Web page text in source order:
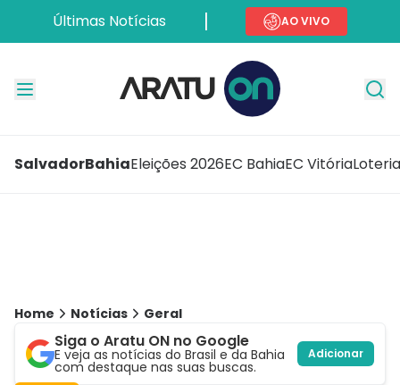
Últimas Notícias AO VIVO
SalvadorBahiaEleições 2026EC BahiaEC Vitória
Home Notícias Geral
Siga o Aratu ON no Google
E veja as notícias do Brasil e da Bahia
com destaque nas suas buscas.
Adicionar